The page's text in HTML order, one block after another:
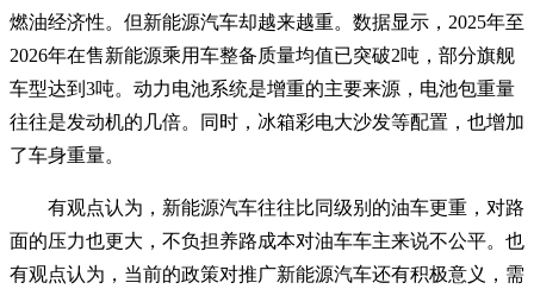
燃油经济性。但新能源汽车却越来越重。数据显示，2025年至
2026年在售新能源乘用车整备质量均值已突破2吨，部分旗舰
车型达到3吨。动力电池系统是增重的主要来源，电池包重量
往往是发动机的几倍。同时，冰箱彩电大沙发等配置，也增加
了车身重量。
有观点认为，新能源汽车往往比同级别的油车更重，对路
面的压力也更大，不负担养路成本对油车车主来说不公平。也
有观点认为，当前的政策对推广新能源汽车还有积极意义，需